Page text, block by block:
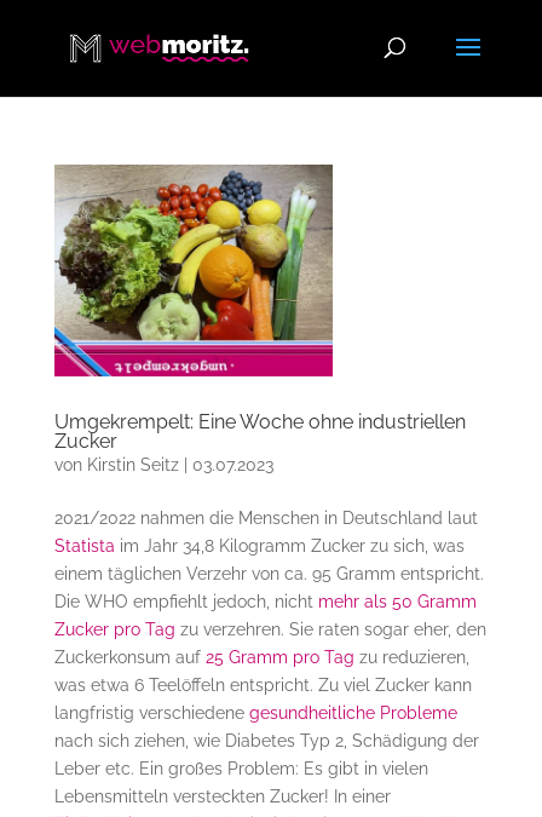
Umgekrempelt: Eine Woche ohne industriellen
Zucker
von Kirstin Seitz| 03.07.2023
2021/2022 nahmen die Menschen in Deutschland laut
Statista im Jahr 34,8 Kilogramm Zucker zu sich, was
einem täglichen Verzehr von ca. 95 Gramm entspricht.
Die WHO empfiehlt jedoch, nicht mehr als 50 Gramm
Zucker pro Tag zu verzehren. Sie raten sogar eher, den
Zuckerkonsum auf 25 Gramm pro Tag zu reduzieren,
was etwa 6 Teelöffeln entspricht. Zu viel Zucker kann
langfristig verschiedene gesundheitliche Probleme
nach sich ziehen, wie Diabetes Typ 2, Schädigung der
Leber etc. Ein großes Problem: Es gibt in vielen
Lebensmitteln versteckten Zucker! In einer